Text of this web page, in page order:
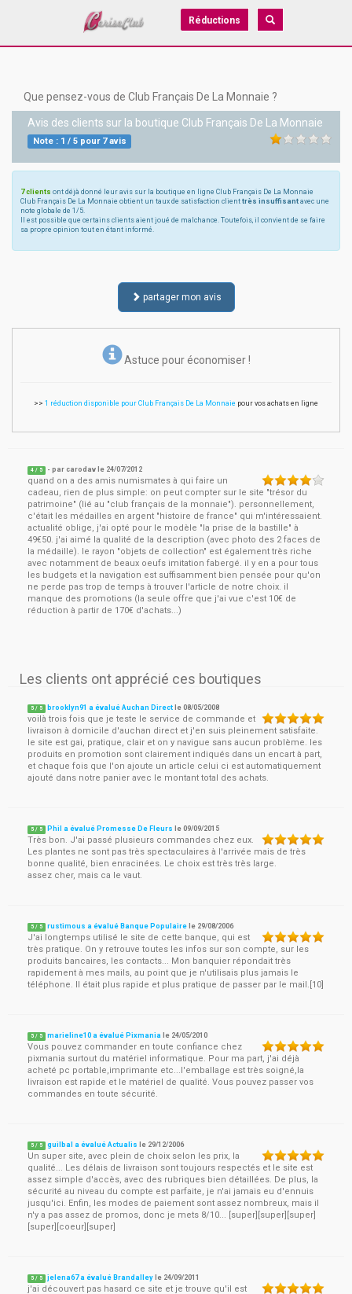
Réductions
Que pensez-vous de Club Français De La Monnaie ?
Avis des clients sur la boutique Club Français De La Monnaie
Note : 1 / 5pour 7avis
7 clients ont déjà donné leur avis sur la boutique en ligne Club Français De La Monnaie
Club Français De La Monnaie obtient un taux de satisfaction client très insuffisant avec une
note globale de 1/5.
Il est possible que certains clients aient joué de malchance. Toutefois, il convient de se faire
sa propre opinion tout en étant informé.
partager mon avis
Astuce pour économiser !
>> 1 réduction disponible pour Club Français De La Monnaie pour vos achats en ligne
4 / 5 - parcarodav le 24/07/2012
quand on a des amis numismates à qui faire un
cadeau, rien de plus simple: on peut compter sur le site "trésor du
patrimoine" (lié au "club français de la monnaie"). personnellement,
c'était les médailles en argent "histoire de france" qui m'intéressaient.
actualité oblige, j'ai opté pour le modèle "la prise de la bastille" à
49€50. j'ai aimé la qualité de la description (avec photo des 2 faces de
la médaille). le rayon "objets de collection" est également très riche
avec notamment de beaux oeufs imitation fabergé. il y en a pour tous
les budgets et la navigation est suffisamment bien pensée pour qu'on
ne perde pas trop de temps à trouver l'article de notre choix. il
manque des promotions (la seule offre que j'ai vue c'est 10€ de
réduction à partir de 170€ d'achats...)
Les clients ont apprécié ces boutiques
5 / 5 brooklyn91 a évalué Auchan Direct le08/05/2008
voilà trois fois que je teste le service de commande et
livraison à domicile d'auchan direct et j'en suis pleinement satisfaite.
le site est gai, pratique, clair et on y navigue sans aucun problème. les
produits en promotion sont clairement indiqués dans un encart à part,
et chaque fois que l'on ajoute un article celui ci est automatiquement
ajouté dans notre panier avec le montant total des achats.
5 / 5 Phil a évalué Promesse De Fleurs le09/09/2015
Très bon. J'ai passé plusieurs commandes chez eux.
Les plantes ne sont pas très spectaculaires à l'arrivée mais de très
bonne qualité, bien enracinées. Le choix est très très large.
assez cher, mais ca le vaut.
5 / 5 rustimous a évalué Banque Populaire le 29/08/2006
J'ai longtemps utilisé le site de cette banque, qui est
très pratique. On y retrouve toutes les infos sur son compte, sur les
produits bancaires, les contacts... Mon banquier répondait très
rapidement à mes mails, au point que je n'utilisais plus jamais le
téléphone. Il était plus rapide et plus pratique de passer par le mail.[10]
5 / 5 marieline10 a évalué Pixmania le 24/05/2010
Vous pouvez commander en toute confiance chez
pixmania surtout du matériel informatique. Pour ma part, j'ai déjà
acheté pc portable,imprimante etc...l'emballage est très soigné,la
livraison est rapide et le matériel de qualité. Vous pouvez passer vos
commandes en toute sécurité.
5 / 5 guilbal a évalué Actualis le 29/12/2006
Un super site, avec plein de choix selon les prix, la
qualité... Les délais de livraison sont toujours respectés et le site est
assez simple d'accès, avec des rubriques bien détaillées. De plus, la
sécurité au niveau du compte est parfaite, je n'ai jamais eu d'ennuis
jusqu'ici. Enfin, les modes de paiement sont assez nombreux, mais il
n'y a pas assez de promos, donc je mets 8/10... [super][super][super]
[super][coeur][super]
5 / 5 jelena67 a évalué Brandalley le 24/09/2011
j'ai découvert pas hasard ce site et je trouve qu'il est